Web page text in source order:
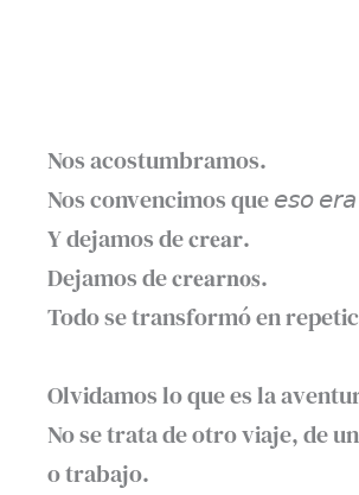
Nos acostumbramos. ⁣
Nos convencimos que 𝘦𝘴𝘰
Y dejamos de 𝐜𝐫𝐞𝐚𝐫. ⁣
Dejamos de 𝐜𝐫𝐞𝐚𝐫𝐧𝐨𝐬.⁣
Todo se transformó en
Olvidamos lo que es la
No se trata de otro viaje, de
o trabajo. ⁣